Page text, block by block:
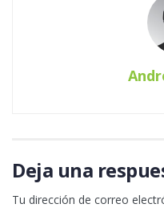
Deja una
Tu dirección de correo